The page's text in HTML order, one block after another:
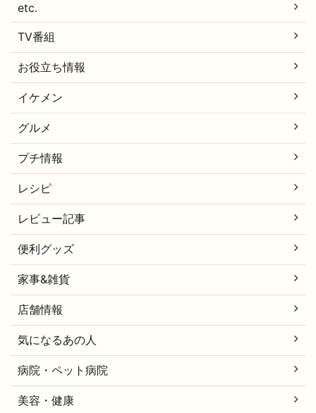
etc.
TV番組
お役立ち情報
イケメン
グルメ
プチ情報
レシピ
レビュー記事
便利グッズ
家事&雑貨
店舗情報
気になるあの人
病院・ペット病院
美容・健康